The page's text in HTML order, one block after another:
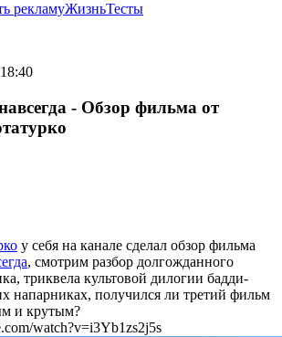
рекламуЖизньТесты
- Обзор фильма от
у себя на канале сделал обзор фильма
, смотрим разбор долгожданного
триквела культовой дилогии бадди-
напарниках, получился ли третий фильм
и крутым?
watch?v=i3Yb1zs2j5s